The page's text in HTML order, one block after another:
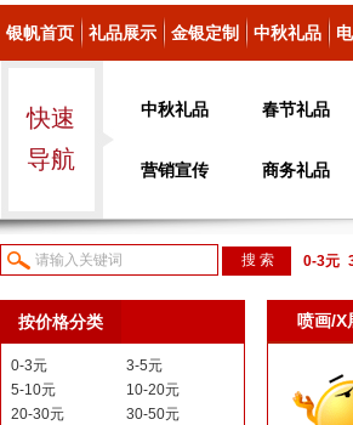
银帆首页 礼品展示 金银定制 中秋礼品
快速
导航
中秋礼品 春节礼品
营销宣传 商务礼品
0-3元
议或电
按价格分类
0-3元
3-5元
5-10元
10-20元
20-30元
30-50元
喷画/X